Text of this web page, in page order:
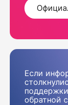
Если
обратной